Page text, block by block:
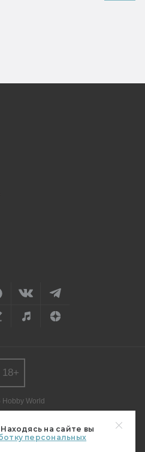
на сайте вы
персональных
World
с мнением редакции.
СМИ серия Эл № ФС77-82485
18+